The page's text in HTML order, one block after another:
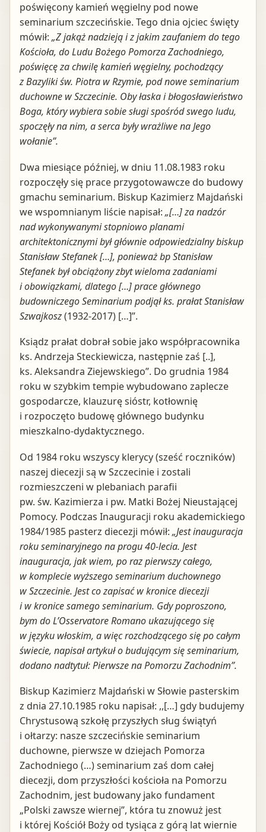
poświęcony kamień węgielny pod nowe
seminarium szczecińskie. Tego dnia ojciec święty
mówił: „Z jakąż nadzieją i z jakim zaufaniem do tego
Kościoła, do Ludu Bożego Pomorza Zachodniego,
poświęcę za chwilę kamień węgielny, pochodzący
z Bazyliki św. Piotra w Rzymie, pod nowe seminarium
duchowne w Szczecinie. Oby łaska i błogosławieństwo
Boga, który wybiera sobie sługi spośród swego ludu,
spoczęły na nim, a serca były wrażliwe na Jego
wołanie”.
Dwa miesiące później, w dniu 11.08.1983 roku
rozpoczęły się prace przygotowawcze do budowy
gmachu seminarium. Biskup Kazimierz Majdański
we wspomnianym liście napisał: „[…] za nadzór
nad wykonywanymi stopniowo planami
architektonicznymi był głównie odpowiedzialny biskup
Stanisław Stefanek […], ponieważ bp Stanisław
Stefanek był obciążony zbyt wieloma zadaniami
i obowiązkami, dlatego […] prace głównego
budowniczego Seminarium podjął ks. prałat Stanisław
Szwajkosz(1932-2017) […]”.
Ksiądz prałat dobrał sobie jako współpracownika
ks. Andrzeja Steckiewicza, następnie zaś [..],
ks. Aleksandra Ziejewskiego”. Do grudnia 1984
roku w szybkim tempie wybudowano zaplecze
gospodarcze, klauzurę sióstr, kotłownię
i rozpoczęto budowę głównego budynku
mieszkalno-dydaktycznego.
Od 1984 roku wszyscy klerycy (sześć roczników)
naszej diecezji są w Szczecinie i zostali
rozmieszczeni w plebaniach parafii
pw. św. Kazimierza i pw. Matki Bożej Nieustającej
Pomocy. Podczas Inauguracji roku akademickiego
1984/1985 pasterz diecezji mówił: „Jest inauguracja
roku seminaryjnego na progu 40-lecia. Jest
inauguracja, jak wiem, po raz pierwszy całego,
w komplecie wyższego seminarium duchownego
w Szczecinie. Jest co zapisać w kronice diecezji
i w kronice samego seminarium. Gdy poproszono,
bym do L’Osservatore Romano ukazującego się
w języku włoskim, a więc rozchodzącego się po całym
świecie, napisał artykuł o budującym się seminarium,
dodano nadtytuł: Pierwsze na Pomorzu Zachodnim”.
Biskup Kazimierz Majdański w Słowie pasterskim
z dnia 27.10.1985 roku napisał: ,,[…] gdy budujemy
Chrystusową szkołę przyszłych sług świątyń
i ołtarzy: nasze szczecińskie seminarium
duchowne, pierwsze w dziejach Pomorza
Zachodniego (…) seminarium zaś dom całej
diecezji, dom przyszłości kościoła na Pomorzu
Zachodnim, jest budowany jako fundament
„Polski zawsze wiernej”, która tu znowuż jest
i której Kościół Boży od tysiąca z górą lat wiernie